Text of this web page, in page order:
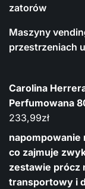
zatorów
Maszyny
przestrzeniach
Carolina
Perfumowana
233,99zł
napompowanie
co zajmuje
zestawie prócz
transportowy i